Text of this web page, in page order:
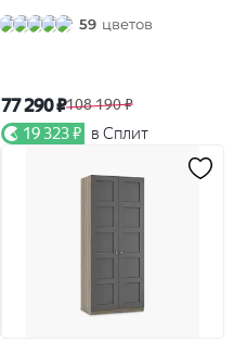
59 цветов
77 290 ₽108 190 ₽
19 323 ₽ в Сплит